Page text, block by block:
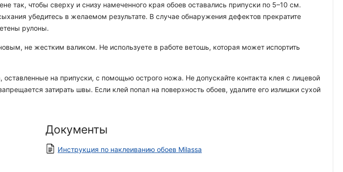
так, чтобы сверху и снизу намеченного края обоев оставались припуски по 5–10 см.
убедитесь в желаемом результате. В случае обнаружения дефектов прекратите
рулоны.
не жестким валиком. Не используете в работе ветошь, которая может испортить
на припуски, с помощью острого ножа. Не допускайте контакта клея с лицевой
затирать швы. Если клей попал на поверхность обоев, удалите его излишки сухой
Документы
Инструкция по наклеиванию обоев Milassa